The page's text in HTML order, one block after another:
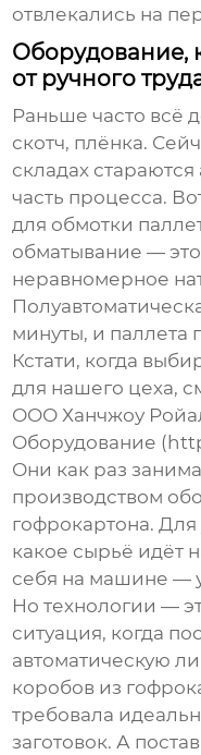
отвлекались на
Оборудование,
от ручного
Раньше часто всё
скотч, плёнка.
складах
часть процесса.
для обмотки
обматывание —
неравномерное
минуты, и паллета
Кстати, когда
для нашего цеха,
ООО Ханчжоу
Оборудование (
Они как раз
производством
гофрокартона.
какое сырьё идёт
себя на машине —
Но технологии —
ситуация, когда
автоматическую
коробов из
требовала
заготовок. А